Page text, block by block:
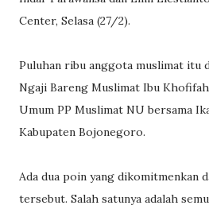
Center, Selasa (27/2).
Puluhan ribu anggota muslimat itu
Ngaji Bareng Muslimat Ibu
Umum PP Muslimat NU bersama
Kabupaten Bojonegoro.
Ada dua poin yang dikomitmenkan
tersebut. Salah satunya adalah